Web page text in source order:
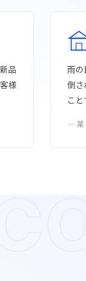
品
様
雨の
倒さ
こ
— 某